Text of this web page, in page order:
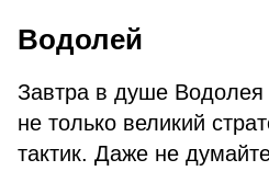
Водолей
Завтра в душе Водолея
не только великий
тактик. Даже не